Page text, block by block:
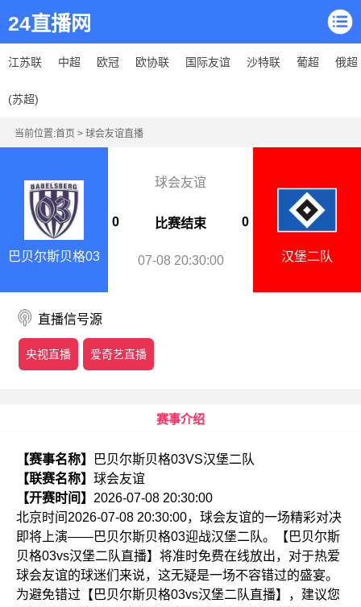
24直播网
江苏联
(苏超)
中超 欧冠 欧协联 国际友谊 沙特联 葡超 俄超
当前位置:首页 > 球会友谊直播
巴贝尔斯贝格03
球会友谊
0 比赛结束 0
07-08 20:30:00 汉堡二队
直播信号源
央视直播 爱奇艺直播
赛事介绍
【赛事名称】
巴贝尔斯贝格03VS汉堡二队
【联赛名称】 球会友谊
【开赛时间】 2026-07-08 20:30:00
北京时间2026-07-08 20:30:00，球会友谊的一场精彩对决
即将上演——巴贝尔斯贝格03迎战汉堡二队。【巴贝尔斯
贝格03vs汉堡二队直播】将准时免费在线放出，对于热爱
球会友谊的球迷们来说，这无疑是一场不容错过的盛宴。
为避免错过【巴贝尔斯贝格03vs汉堡二队直播】，建议您